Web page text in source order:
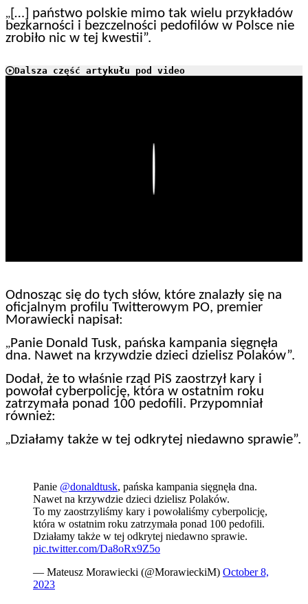
„[…] państwo polskie mimo tak wielu przykładów
bezkarności i bezczelności pedofilów w Polsce nie
zrobiło nic w tej kwestii”.
Dalsza część artykułu pod video
Odnosząc się do tych słów, które znalazły się na
oficjalnym profilu Twitterowym PO, premier
Morawiecki napisał:
„Panie Donald Tusk, pańska kampania sięgnęła
dna. Nawet na krzywdzie dzieci dzielisz Polaków”.
Dodał, że to właśnie rząd PiS zaostrzył kary i
powołał cyberpolicję, która w ostatnim roku
zatrzymała ponad 100 pedofili. Przypomniał
również:
„Działamy także w tej odkrytej niedawno sprawie”.
Panie @donaldtusk, pańska kampania sięgnęła dna.
Nawet na krzywdzie dzieci dzielisz Polaków.
To my zaostrzyliśmy kary i powołaliśmy cyberpolicję,
która w ostatnim roku zatrzymała ponad 100 pedofili.
Działamy także w tej odkrytej niedawno sprawie.
pic.twitter.com/Da8oRx9Z5o
— Mateusz Morawiecki (@MorawieckiM) October 8,
2023